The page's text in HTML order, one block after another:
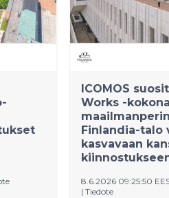
ICOMOS
Works -
Finlandia-talo
kasvavaan
8.6.2026 09:25:50
| Tiedote